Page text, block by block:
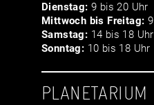
Dienstag: 9 bis 20 Uhr
Mittwoch bis Freitag:
Samstag: 14 bis 18 Uhr
Sonntag: 10 bis 18 Uhr
PLANETARIUM